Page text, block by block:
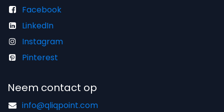
Facebook
LinkedIn
Instagram
Pinterest
Neem contact op
info@qliqpoint.com